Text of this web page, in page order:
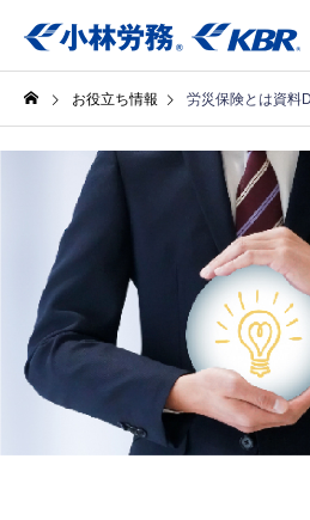
お役立ち情報 労災保険とは資料